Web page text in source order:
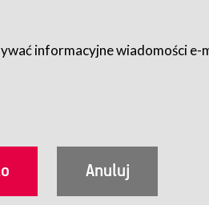
rozpoczęciem korzystania z
informacyjne wiadomości e-